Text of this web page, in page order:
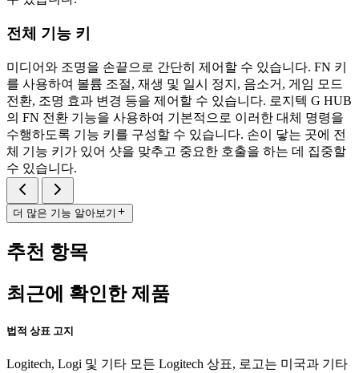
전체 기능 키
미디어와 조명을 손끝으로 간단히 제어할 수 있습니다. FN 키
를 사용하여 볼륨 조절, 재생 및 일시 정지, 음소거, 게임 모드
전환, 조명 효과 변경 등을 제어할 수 있습니다. 로지텍 G HUB
의 FN 전환 기능을 사용하여 기본적으로 이러한 대체 명령을
수행하도록 기능 키를 구성할 수 있습니다. 손이 닿는 곳에 전
체 기능 키가 있어 샷을 맞추고 중요한 호출을 하는 데 집중할
수 있습니다.
더 많은 기능 알아보기
추천 항목
최근에 확인한 제품
법적 상표 고지
Logitech, Logi 및 기타 모든 Logitech 상표, 로고는 미국과 기타